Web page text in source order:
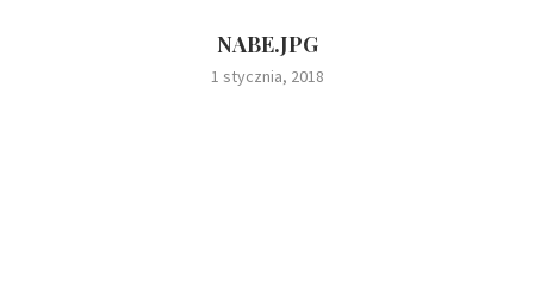
NABE.JPG
1 stycznia, 2018